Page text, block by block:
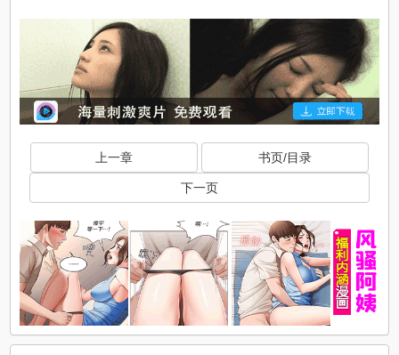
上一章 书页/目录
下一页